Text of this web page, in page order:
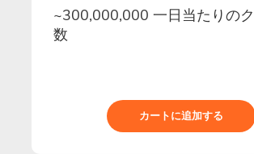
~300,000,000 一日当たりの
数
カートに追加する